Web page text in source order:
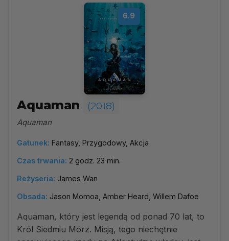
6.9
Aquaman (2018)
Aquaman
Gatunek: Fantasy, Przygodowy, Akcja
Czas trwania: 2 godz. 23 min.
Reżyseria: James Wan
Obsada: Jason Momoa, Amber Heard, Willem Dafoe
Aquaman, który jest legendą od ponad 70 lat, to
Król Siedmiu Mórz. Misją, tego niechętnie